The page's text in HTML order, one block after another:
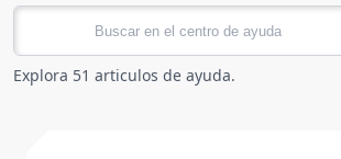
Explora 51 articulos de ayuda.